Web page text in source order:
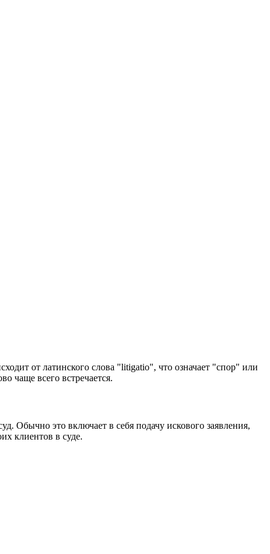
от латинского слова "litigatio", что означает "спор" или
чаще всего встречается.
Обычно это включает в себя подачу искового заявления,
клиентов в суде.